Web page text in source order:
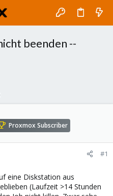
beenden --
Proxmox Subscriber
#1
eine Diskstation aus
(Laufzeit >14 Stunden